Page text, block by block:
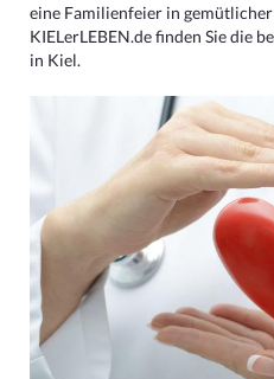
eine Familienfeier in
KIELerLEBEN.de finden Sie die
in Kiel.